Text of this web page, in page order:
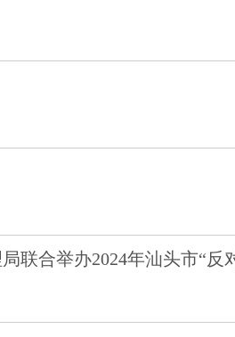
联合举办2024年汕头市“反